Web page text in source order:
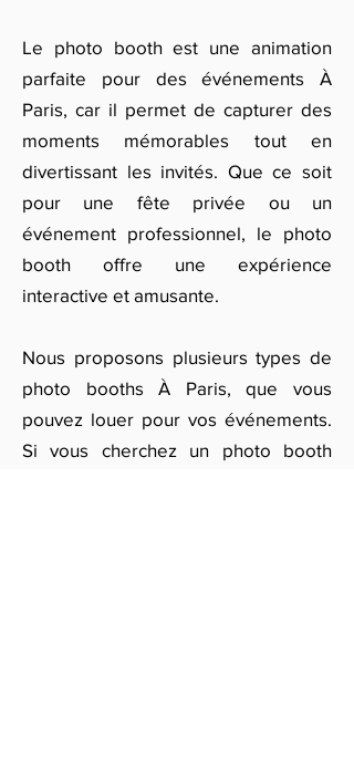
Le photo booth est une animation
parfaite pour des événements À
Paris, car il permet de capturer des
moments mémorables tout en
divertissant les invités. Que ce soit
pour une fête privée ou un
événement professionnel, le photo
booth offre une expérience
interactive et amusante.
Nous proposons plusieurs types de
photo booths À Paris, que vous
pouvez louer pour vos événements.
Si vous cherchez un photo booth